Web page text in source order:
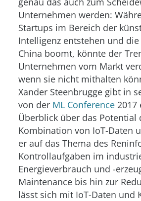
Unternehmen werden:
Startups im Bereich der
Intelligenz entstehen und
China boomt, könnte der
Unternehmen vom Markt
wenn sie nicht mithalten
Xander Steenbrugge gibt in
von der ML Conference 2017
Überblick über das Potential
Kombination von IoT-Daten
er auf das Thema des
Kontrollaufgaben im
Energieverbrauch und -
Maintenance bis hin zur
lässt sich mit IoT-Daten und